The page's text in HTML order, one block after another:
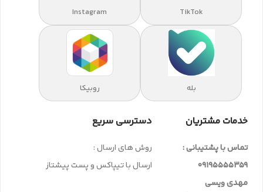
TikTok
Instagram
بله روبیکا
خدمات مشتریان
تماس با پشتیبانی :
09195555359
مهدی ویسی
دسترسی سریع
روش های ارسال :
ارسال با تیپاکس و پست پیشتاز